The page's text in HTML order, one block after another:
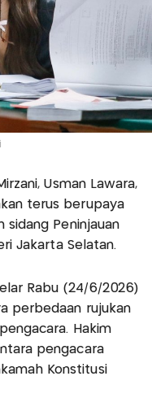
Usman Lawara,
terus berupaya
sidang Peninjauan
Jakarta Selatan.
Rabu (24/6/2026)
perbedaan rujukan
Hakim
pengacara
Konstitusi